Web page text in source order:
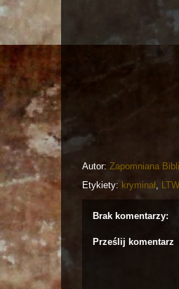
Autor: Zapomniana
Etykiety: kryminał LTW
Brak komentarzy:
Prześlij komentarz